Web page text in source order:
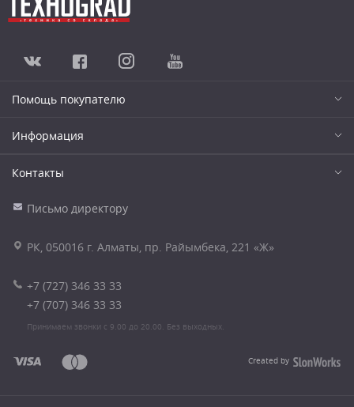
Помощь покупателю
Информация
Контакты
Письмо директору
РК, 050016 г. Алматы, пр. Райымбека, 221 «Ж»
+7 (727) 346 33 33
+7 (707) 346 33 33
Принимаем звонки с 9.00 до 20.00. Без выходных.
Created by